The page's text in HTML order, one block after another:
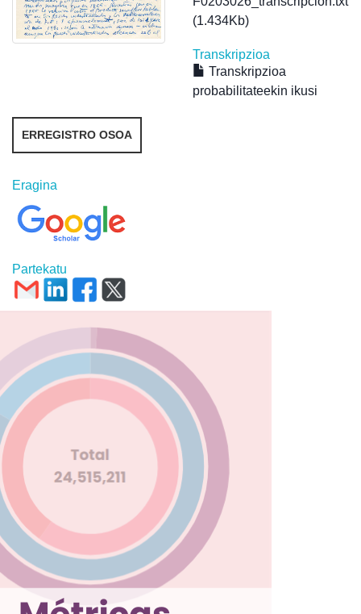
(1.434Kb)
Transkripzioa
Transkripzioa
probabilitateekin ikusi
ERREGISTRO OSOA
Eragina
Partekatu